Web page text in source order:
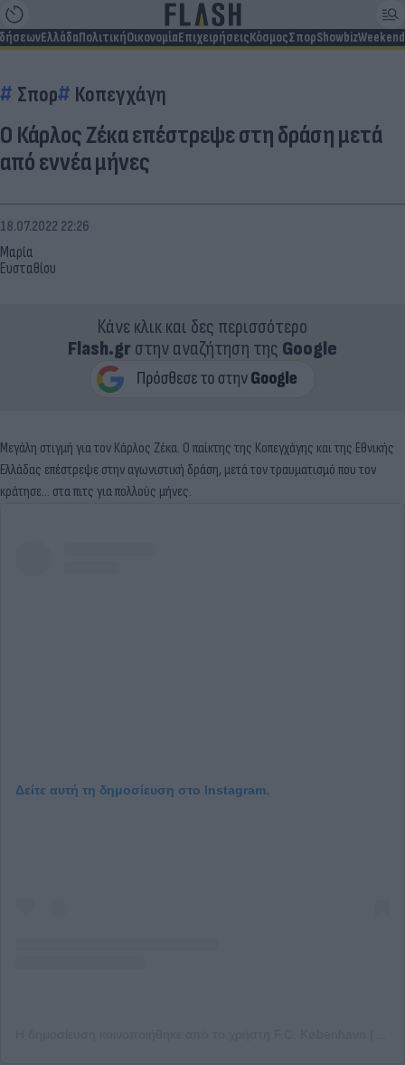
ΕλλάδαΠολιτικήΟικονομίαΕπιχειρήσειςΚόσμοςΣπορShowbizWeekend
Σπορ Κοπεγχάγη
Ο Κάρλος Ζέκα επέστρεψε στη δράση μετά
από εννέα μήνες
Μαρία
Ευσταθίου
18.07.2022 22:26
Κάνε κλικ και δες περισσότερο
Flash.grστην αναζήτηση της Google
Μεγάλη στιγμή για τον Κάρλος Ζέκα. Ο παίκτης της Κοπεγχάγης και της Εθνικής
Ελλάδας επέστρεψε στην αγωνιστική δράση, μετά τον τραυματισμό που τον
κράτησε… στα πιτς για πολλούς μήνες.
Δείτε αυτή τη δημοσίευση στο Instagram.